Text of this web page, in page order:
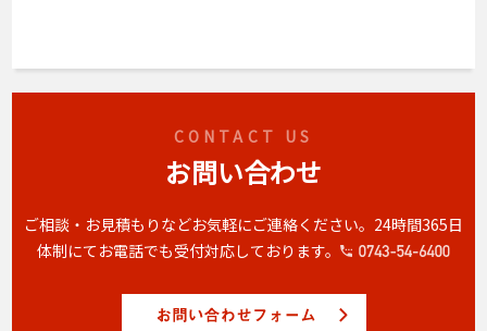
CONTACT US
お問い合わせ
ご相談・お見積もりなどお気軽にご連絡ください。 24時間365日
体制にてお電話でも受付対応しております。